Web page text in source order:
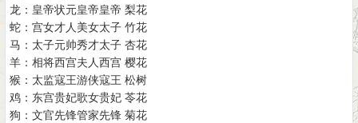
龙：皇帝状元皇帝皇帝 梨花
蛇：宫女才人美女太子 竹花
马：太子元帅秀才太子 杏花
羊：相将西宫夫人西宫 樱花
猴：太监寇王游侠寇王 松树
鸡：东宫贵妃歌女贵妃 苓花
狗：文官先锋管家先锋 菊花